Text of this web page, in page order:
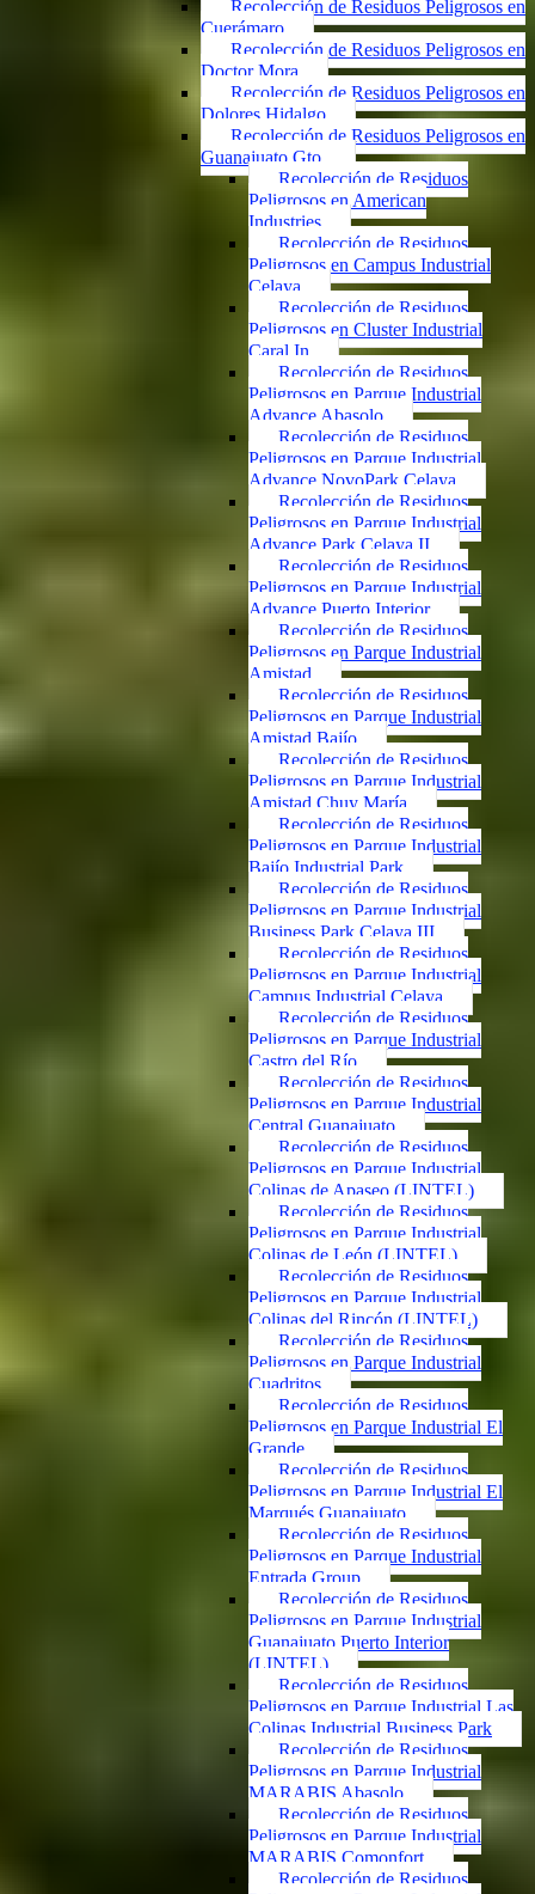
Recolección de Residuos Peligrosos en
Cuerámaro
Recolección de Residuos Peligrosos en
Doctor Mora
Recolección de Residuos Peligrosos en
Dolores Hidalgo
Recolección de Residuos Peligrosos en
Guanajuato Gto.
Recolección de Residuos
Peligrosos en American
Industries
Recolección de Residuos
Peligrosos en Campus Industrial
Celaya
Recolección de Residuos
Peligrosos en Cluster Industrial
Caral In
Recolección de Residuos
Peligrosos en Parque Industrial
Advance Abasolo
Recolección de Residuos
Peligrosos en Parque Industrial
Advance NovoPark Celaya
Recolección de Residuos
Peligrosos en Parque Industrial
Advance Park Celaya II
Recolección de Residuos
Peligrosos en Parque Industrial
Advance Puerto Interior
Recolección de Residuos
Peligrosos en Parque Industrial
Amistad
Recolección de Residuos
Peligrosos en Parque Industrial
Amistad Bajío
Recolección de Residuos
Peligrosos en Parque Industrial
Amistad Chuy María
Recolección de Residuos
Peligrosos en Parque Industrial
Bajío Industrial Park
Recolección de Residuos
Peligrosos en Parque Industrial
Business Park Celaya III
Recolección de Residuos
Peligrosos en Parque Industrial
Campus Industrial Celaya
Recolección de Residuos
Peligrosos en Parque Industrial
Castro del Río
Recolección de Residuos
Peligrosos en Parque Industrial
Central Guanajuato
Recolección de Residuos
Peligrosos en Parque Industrial
Colinas de Apaseo (LINTEL)
Recolección de Residuos
Peligrosos en Parque Industrial
Colinas de León (LINTEL)
Recolección de Residuos
Peligrosos en Parque Industrial
Colinas del Rincón (LINTEL)
Recolección de Residuos
Peligrosos en Parque Industrial
Cuadritos
Recolección de Residuos
Peligrosos en Parque Industrial El
Grande
Recolección de Residuos
Peligrosos en Parque Industrial El
Marqués Guanajuato
Recolección de Residuos
Peligrosos en Parque Industrial
Entrada Group
Recolección de Residuos
Peligrosos en Parque Industrial
Guanajuato Puerto Interior
(LINTEL)
Recolección de Residuos
Peligrosos en Parque Industrial Las
Colinas Industrial Business Park
Recolección de Residuos
Peligrosos en Parque Industrial
MARABIS Abasolo
Recolección de Residuos
Peligrosos en Parque Industrial
MARABIS Comonfort
Recolección de Residuos